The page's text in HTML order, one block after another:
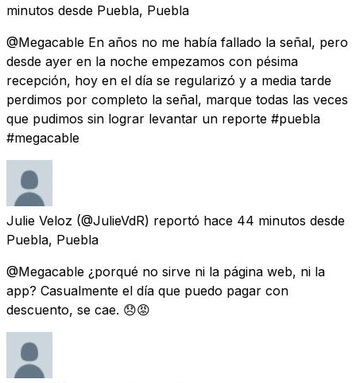
minutos desde Puebla, Puebla
@Megacable En años no me había fallado la señal, pero
desde ayer en la noche empezamos con pésima
recepción, hoy en el día se regularizó y a media tarde
perdimos por completo la señal, marque todas las veces
que pudimos sin lograr levantar un reporte #puebla
#megacable
Julie Veloz (@JulieVdR) reportó hace 44 minutos desde
Puebla, Puebla
@Megacable ¿porqué no sirve ni la página web, ni la
app? Casualmente el día que puedo pagar con
descuento, se cae. 😞😡